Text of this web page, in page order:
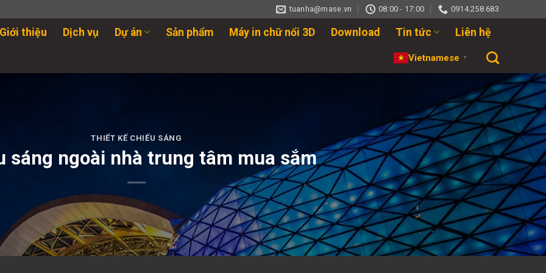
tuanha@mase.vn 08:00 - 17:00 0914.258.683
Giới thiệu Dịch vụ Dự án Sản phẩm Máy in chữ nổi 3D Download Tin tức Liên hệ
Vietnamese ▼
THIẾT KẾ CHIẾU SÁNG
sáng ngoài nhà trung tâm mua sắm